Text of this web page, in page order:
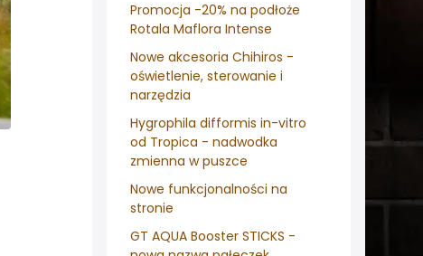
Promocja -20% na podłoże
Rotala Maflora Intense
Nowe akcesoria Chihiros -
oświetlenie, sterowanie i
narzędzia
Hygrophila difformis in-vitro
od Tropica - nadwodka
zmienna w puszce
Nowe funkcjonalności na
stronie
GT AQUA Booster STICKS -